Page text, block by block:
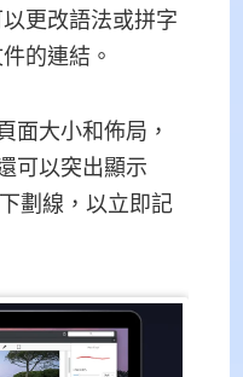
更改語法或拼字
的連結。
面大小和佈局，
可以突出顯示
劃線，以立即記